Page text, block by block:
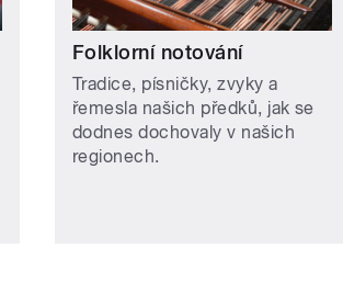
Folklorní notování
Tradice, písničky, zvyky a
řemesla našich předků, jak se
dodnes dochovaly v našich
regionech.